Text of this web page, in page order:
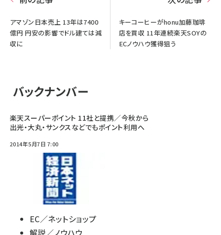
アマゾン日本売上 13年は7400
億円 円安の影響でドル建ては減
収に
キーコーヒーがhonu加藤珈琲
店を買収 11年連続楽天SOYの
ECノウハウ獲得狙う
バックナンバー
楽天スーパーポイント 11社と提携／今秋から
出光・大丸・サンクスなどでもポイント利用へ
2014年5月7日 7:00
EC／ネットショップ
解説／ノウハウ